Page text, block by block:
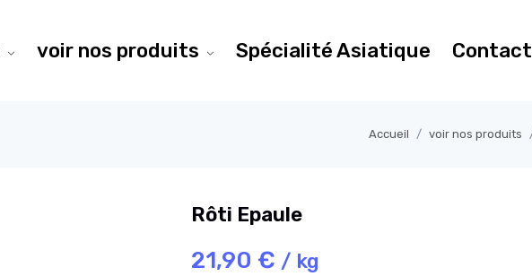
voir nos produits Spécialité Asiatique Contact
Accueil voir nos produits
Rôti Epaule
21,90 € / kg